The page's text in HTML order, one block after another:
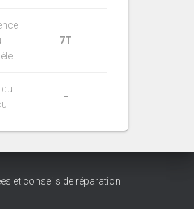
7T
du
–
et conseils de réparation